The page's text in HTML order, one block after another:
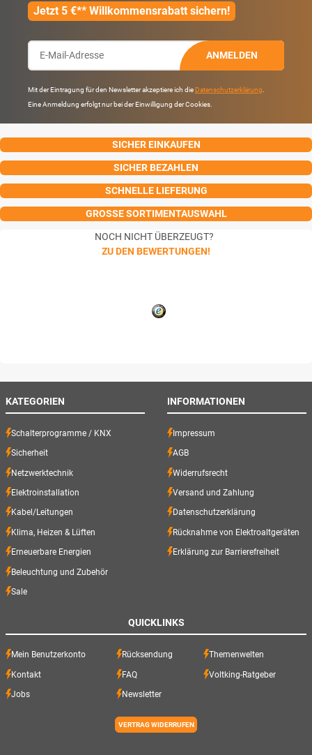
Jetzt 5 €** Willkommensrabatt sichern!
ANMELDEN
Mit der Eintragung für den Newsletter akzeptiere ich die Datenschutzerklärung
Eine Anmeldung erfolgt nur bei der Einwilligung der Cookies.
SICHER EINKAUFEN
SICHER BEZAHLEN
SCHNELLE LIEFERUNG
GROSSE SORTIMENTAUSWAHL
NOCH NICHT ÜBERZEUGT?
ZU DEN BEWERTUNGEN!
KATEGORIEN
Schalterprogramme / KNX
Sicherheit
Netzwerktechnik
Elektroinstallation
Kabel/Leitungen
Klima, Heizen & Lüften
Erneuerbare Energien
Beleuchtung und Zubehör
Sale
INFORMATIONEN
Impressum
AGB
Widerrufsrecht
Versand und Zahlung
Datenschutzerklärung
Rücknahme von Elektroaltgeräten
Erklärung zur Barrierefreiheit
QUICKLINKS
Mein Benutzerkonto Rücksendung Themenwelten
Kontakt FAQ Voltking-Ratgeber
Jobs Newsletter
VERTRAG WIDERRUFEN